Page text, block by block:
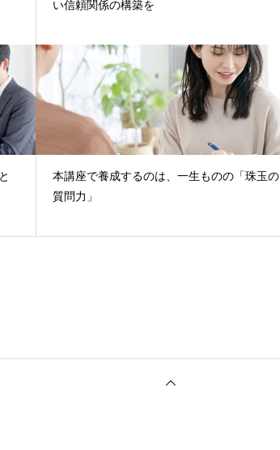
い信頼関係の構築を
本講座で養成するのは、一生ものの「珠玉の
質問力」